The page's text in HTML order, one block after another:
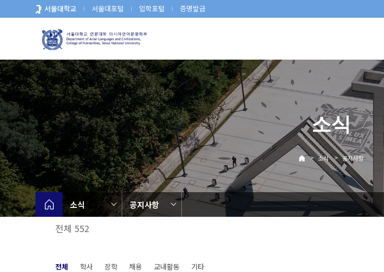
로
뉴
서울대학교 서울대포털 입학포털 증명발급
소식
> 소식 > 공지사항
소식 공지사항
전체 552
전체 학사 장학 채용 교내활동 기타